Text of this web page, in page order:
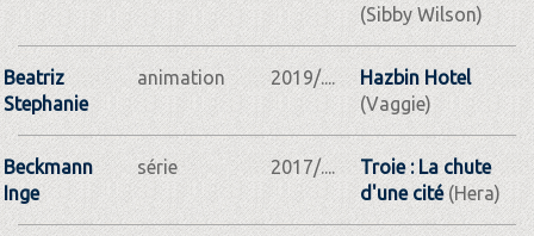
(Sibby Wilson)
Beatriz
Stephanie
animation 2019/....
Hazbin Hotel
(Vaggie)
Beckmann
Inge
série 2017/....
Troie : La chute
d'une cité(Hera)